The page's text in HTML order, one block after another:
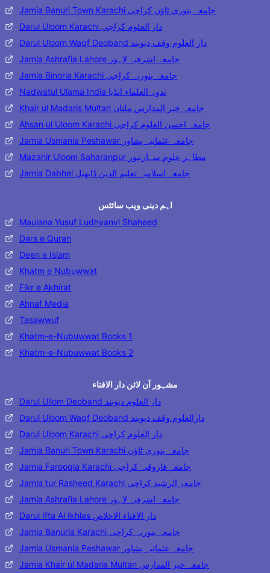
Jamia Banuri Town Karachi جامعہ بنوری ٹاؤن کراچی
Darul Uloom Karachi دار العلوم کراچی
Darul Uloom Waqf Deoband دار العلوم وقف دیوبند
Jamia Ashrafia Lahore جامعہ اشرفیہ لاہور
Jamia Binoria Karachi جامعہ بنوریہ کراچی
Nadwatul Ulama India ندوۃ العلماء انڈیا
Khair ul Madaris Multan جامعہ خیر المدارس ملتان
Ahsan ul Uloom Karachi جامعہ احسن العلوم کراچی
Jamia Usmania Peshawar جامعہ عثمانیہ پشاور
Mazahir Uloom Saharanpur مظاہر علوم سہارنپور
Jamia Dabhel جامعہ اسلامیہ تعلیم الدین ڈابھیل
اہم دینی ویب سائٹس
Maulana Yusuf Ludhyanvi Shaheed
Dars e Quran
Deen e Islam
Khatm e Nubuwwat
Fikr e Akhirat
Ahnaf Media
Tasawwuf
Khatm-e-Nubuwwat Books 1
Khatm-e-Nubuwwat Books 2
مشہور آن لائن دار الافتاء
Darul Ullom Deoband دار العلوم دیوبند
Darul Uloom Waqf Deoband دارالعلوم وقف دیوبند
Darul Uloom Karachi دار العلوم کراچی
Jamia Banuri Town Karachi جامعہ بنوری ٹاؤن
Jamia Farooqia Karachi جامعہ فاروقیہ کراچی
Jamia tur Rasheed Karachi جامعۃ الرشید کراچی
Jamia Ashrafia Lahore جامعہ اشرفیہ لاہور
Darul Ifta Al Ikhlas دار الافتاء الاخلاص
Jamia Banuria Karachi جامعہ بنوریہ کراچی
Jamia Usmania Peshawar جامعہ عثمانیہ پشاور
Jamia Khair ul Madaris Multan جامعہ خیر المدارس